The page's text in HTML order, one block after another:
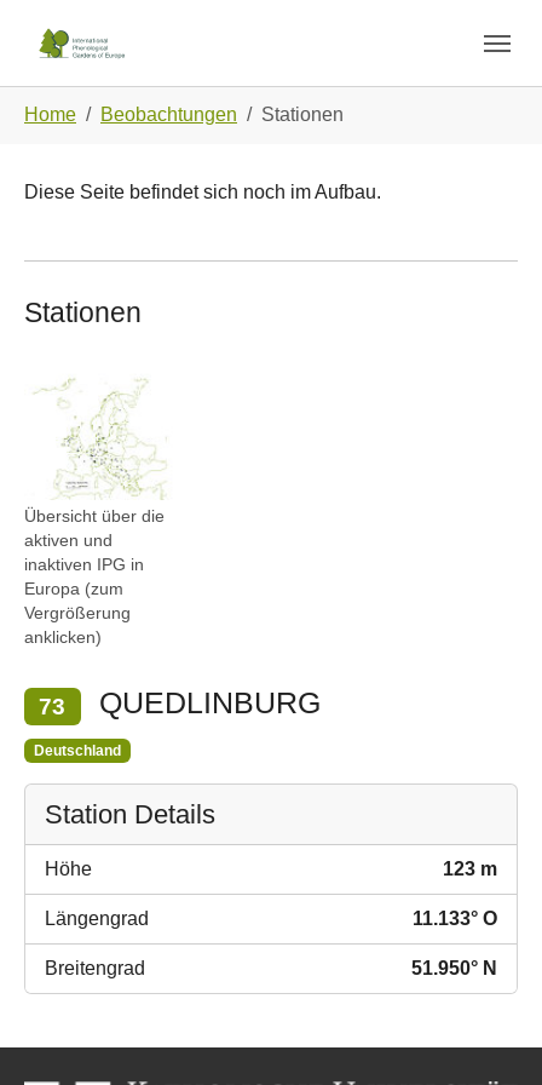
Home Beobachtungen Stationen
Diese Seite befindet sich noch im Aufbau.
Stationen
Show larger version
Übersicht über die
aktiven und
inaktiven IPG in
Europa (zum
Vergrößerung
anklicken)
73 QUEDLINBURG
Deutschland
Station Details
Höhe 123 m
Längengrad 11.133° O
Breitengrad 51.950° N